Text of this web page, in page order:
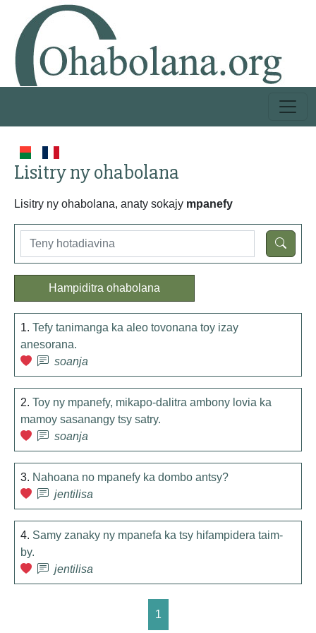
Lisitry ny ohabolana
Lisitry ny ohabolana, anaty sokajy mpanefy
Hampiditra ohabolana
1. Tefy tanimanga ka aleo tovonana toy izay
anesorana.
soanja
2. Toy ny mpanefy, mikapo-dalitra ambony lovia ka
mamoy sasanangy tsy satry.
soanja
3. Nahoana no mpanefy ka dombo antsy?
jentilisa
4. Samy zanaky ny mpanefa ka tsy hifampidera taim-
by.
jentilisa
1